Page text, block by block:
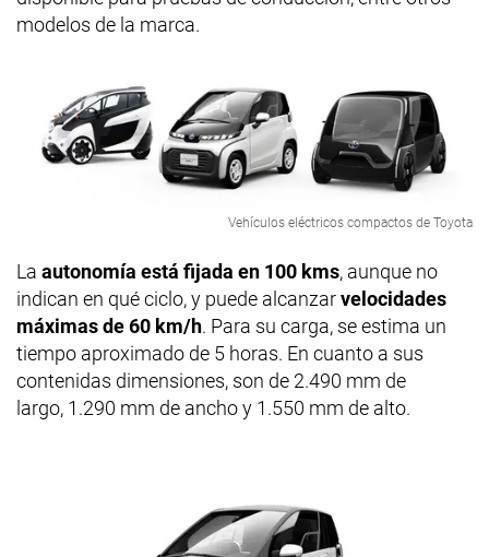
modelos de la marca.
Vehículos eléctricos compactos de Toyota
La autonomía está fijada en 100 kms, aunque no
indican en qué ciclo, y puede alcanzarvelocidades
máximas de 60 km/h. Para su carga, se estima un
tiempo aproximado de 5 horas. En cuanto a sus
contenidas dimensiones, son de 2.490 mm de
largo, 1.290 mm de ancho y 1.550 mm de alto.